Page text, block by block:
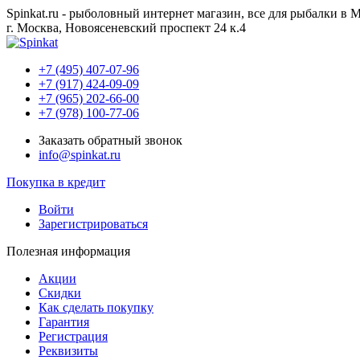
Spinkat.ru - рыболовный интернет магазин, все для рыбалки в
г. Москва, Новоясеневский проспект 24 к.4
+7 (495) 407-07-96
+7 (917) 424-09-09
+7 (965) 202-66-00
+7 (978) 100-77-06
Заказать обратный звонок
info@spinkat.ru
Покупка в кредит
Войти
Зарегистрироваться
Полезная информация
Акции
Скидки
Как сделать покупку
Гарантия
Регистрация
Реквизиты